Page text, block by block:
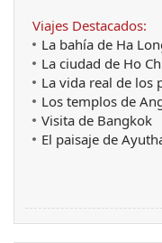
Viajes Destacados:
La bahía de Ha
La ciudad de Ho
La vida real de los
Los templos de
Visita de Bangkok
El paisaje de